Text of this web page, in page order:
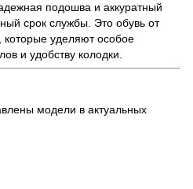
подошва и аккуратный
срок службы. Это обувь от
которые уделяют особое
и удобству колодки.
модели в актуальных